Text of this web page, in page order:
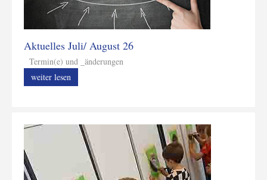
Aktuelles Juli/ August 26
Termin(e) und _änderungen
weiter lesen